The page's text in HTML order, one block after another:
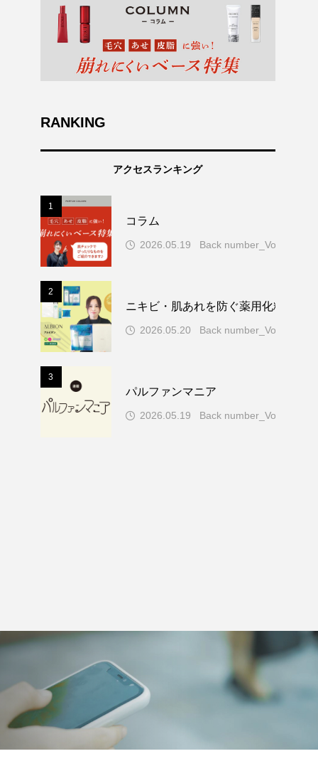
RANKING
アクセスランキング
1
コラム
2026.05.19 Back number_Vol.77
2
ニキビ・肌あれを防ぐ薬用化粧水！
2026.05.20 Back number_Vol.77
3
パルファンマニア
2026.05.19 Back number_Vol.77